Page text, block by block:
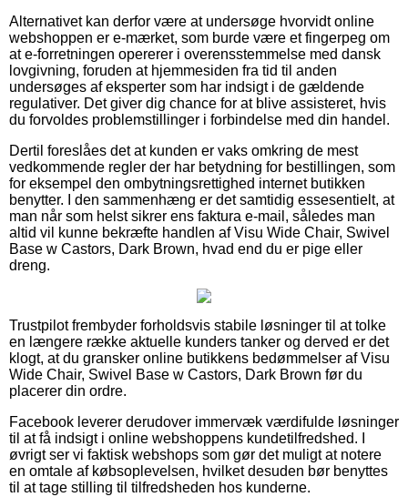
Alternativet kan derfor være at undersøge hvorvidt online
webshoppen er e-mærket, som burde være et fingerpeg om
at e-forretningen opererer i overensstemmelse med dansk
lovgivning, foruden at hjemmesiden fra tid til anden
undersøges af eksperter som har indsigt i de gældende
regulativer. Det giver dig chance for at blive assisteret, hvis
du forvoldes problemstillinger i forbindelse med din handel.
Dertil foreslåes det at kunden er vaks omkring de mest
vedkommende regler der har betydning for bestillingen, som
for eksempel den ombytningsrettighed internet butikken
benytter. I den sammenhæng er det samtidig essesentielt, at
man når som helst sikrer ens faktura e-mail, således man
altid vil kunne bekræfte handlen af Visu Wide Chair, Swivel
Base w Castors, Dark Brown, hvad end du er pige eller
dreng.
Trustpilot frembyder forholdsvis stabile løsninger til at tolke
en længere række aktuelle kunders tanker og derved er det
klogt, at du gransker online butikkens bedømmelser af Visu
Wide Chair, Swivel Base w Castors, Dark Brown før du
placerer din ordre.
Facebook leverer derudover immervæk værdifulde løsninger
til at få indsigt i online webshoppens kundetilfredshed. I
øvrigt ser vi faktisk webshops som gør det muligt at notere
en omtale af købsoplevelsen, hvilket desuden bør benyttes
til at tage stilling til tilfredsheden hos kunderne.